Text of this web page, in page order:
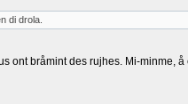
di drola.
ont bråmint des rujhes. Mi-minme,